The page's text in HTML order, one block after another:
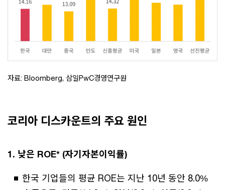
자료: Bloomberg, 삼일PwC경영연구원
코리아 디스카운트의 주요 원인
1. 낮은 ROE* (자기자본이익률)
한국 기업들의 평균 ROE는 지난 10년 동안 8.0%